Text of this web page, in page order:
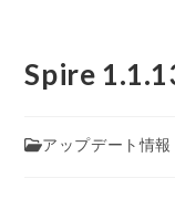
Spire
アップデート情報